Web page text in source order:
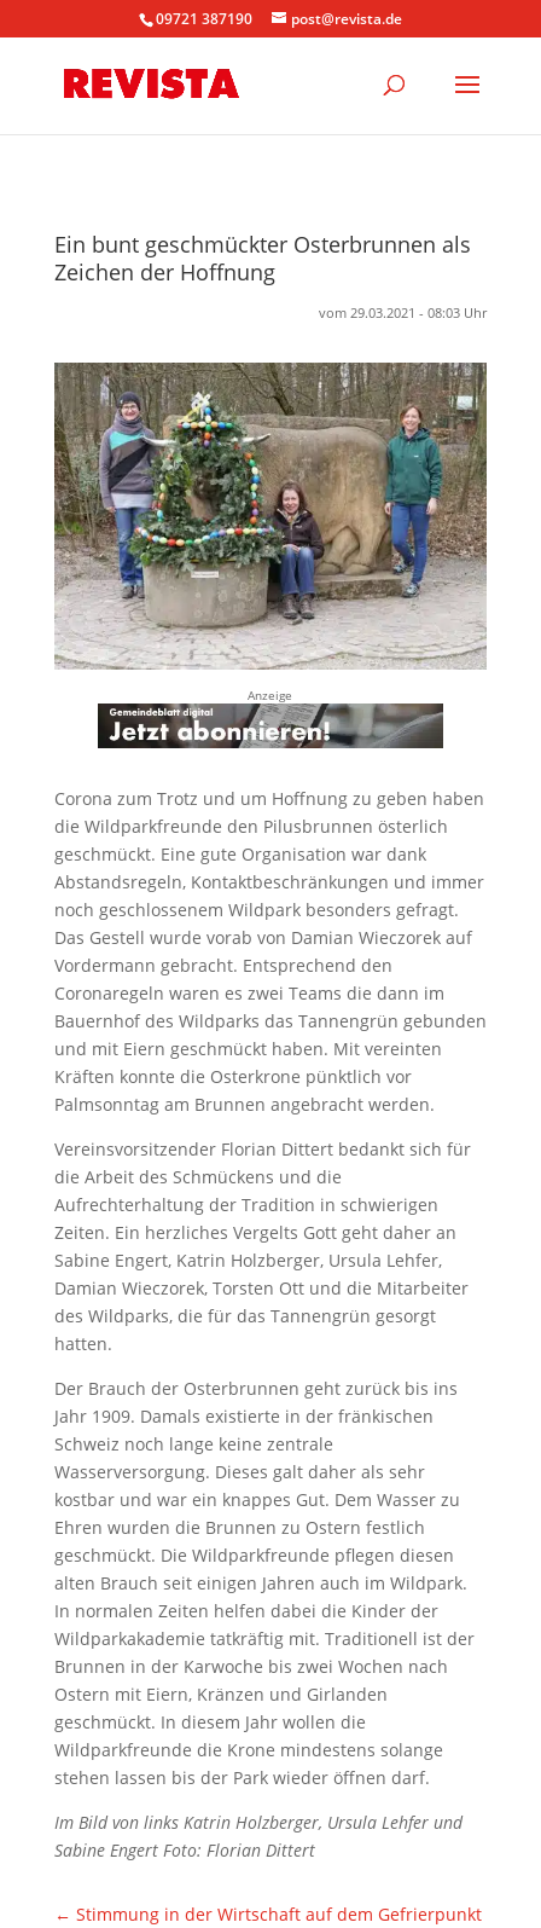
09721 387190 post@revista.de
Ein bunt geschmückter Osterbrunnen als
Zeichen der Hoffnung
vom 29.03.2021 - 08:03 Uhr
Anzeige
Corona zum Trotz und um Hoffnung zu geben haben
die Wildparkfreunde den Pilusbrunnen österlich
geschmückt. Eine gute Organisation war dank
Abstandsregeln, Kontaktbeschränkungen und immer
noch geschlossenem Wildpark besonders gefragt.
Das Gestell wurde vorab von Damian Wieczorek auf
Vordermann gebracht. Entsprechend den
Coronaregeln waren es zwei Teams die dann im
Bauernhof des Wildparks das Tannengrün gebunden
und mit Eiern geschmückt haben. Mit vereinten
Kräften konnte die Osterkrone pünktlich vor
Palmsonntag am Brunnen angebracht werden.
Vereinsvorsitzender Florian Dittert bedankt sich für
die Arbeit des Schmückens und die
Aufrechterhaltung der Tradition in schwierigen
Zeiten. Ein herzliches Vergelts Gott geht daher an
Sabine Engert, Katrin Holzberger, Ursula Lehfer,
Damian Wieczorek, Torsten Ott und die Mitarbeiter
des Wildparks, die für das Tannengrün gesorgt
hatten.
Der Brauch der Osterbrunnen geht zurück bis ins
Jahr 1909. Damals existierte in der fränkischen
Schweiz noch lange keine zentrale
Wasserversorgung. Dieses galt daher als sehr
kostbar und war ein knappes Gut. Dem Wasser zu
Ehren wurden die Brunnen zu Ostern festlich
geschmückt. Die Wildparkfreunde pflegen diesen
alten Brauch seit einigen Jahren auch im Wildpark.
In normalen Zeiten helfen dabei die Kinder der
Wildparkakademie tatkräftig mit. Traditionell ist der
Brunnen in der Karwoche bis zwei Wochen nach
Ostern mit Eiern, Kränzen und Girlanden
geschmückt. In diesem Jahr wollen die
Wildparkfreunde die Krone mindestens solange
stehen lassen bis der Park wieder öffnen darf.
Im Bild von links Katrin Holzberger, Ursula Lehfer und
Sabine Engert Foto: Florian Dittert
← Stimmung in der Wirtschaft auf dem Gefrierpunkt